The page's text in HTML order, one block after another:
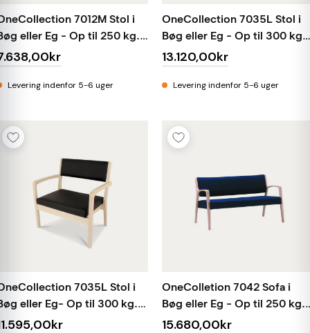
7012M Stol i
eller Eg - Op til 250 kg.
Levering indenfor 5-6 uger
OneCollection 7035L Stol i
Bøg eller Eg - Op til 300 kg.
Kunstlæder
13.120,00kr
Levering indenfor 5-6 uger
7035L Stol i
eller Eg- Op til 300 kg.
OneColletion 7042 Sofa i
Bøg eller Eg - Op til 250 kg.
kunstlæder
15.680,00kr